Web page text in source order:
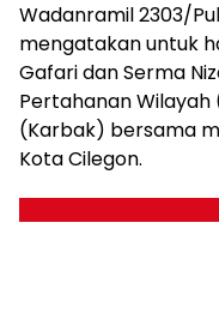
Wadanramil 2303/
mengatakan untuk
Gafari dan Serma
Pertahanan Wilayah
(Karbak) bersama
Kota Cilegon.